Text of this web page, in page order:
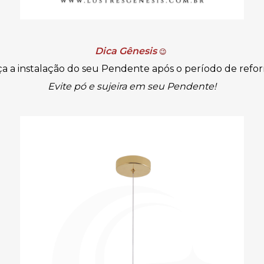
Dica Gênesis 😉
a instalação do seu Pendente após o período de
Evite pó e sujeira em seu Pendente!